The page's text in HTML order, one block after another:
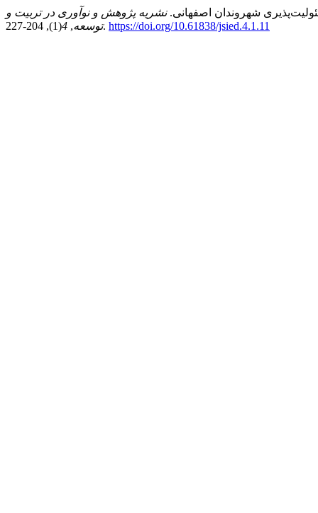
نشریه پژوهش و نوآوری در تربیت و
توسعه,
4 (1), 204-227. https://doi.org/10.61838/jsied.4.1.11